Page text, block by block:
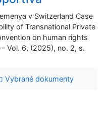
v Switzerland Case
of Transnational Private
on human rights
Vol. 6, (2025), no. 2, s.
Vybrané dokumenty